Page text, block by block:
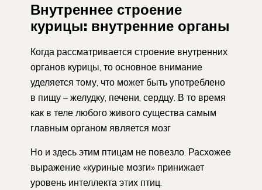
Внутреннее строение
курицы: внутренние органы
Когда рассматривается строение внутренних
органов курицы, то основное внимание
уделяется тому, что может быть употреблено
в пищу – желудку, печени, сердцу. В то время
как в теле любого живого существа самым
главным органом является мозг
Но и здесь этим птицам не повезло. Расхожее
выражение «куриные мозги» принижает
уровень интеллекта этих птиц.